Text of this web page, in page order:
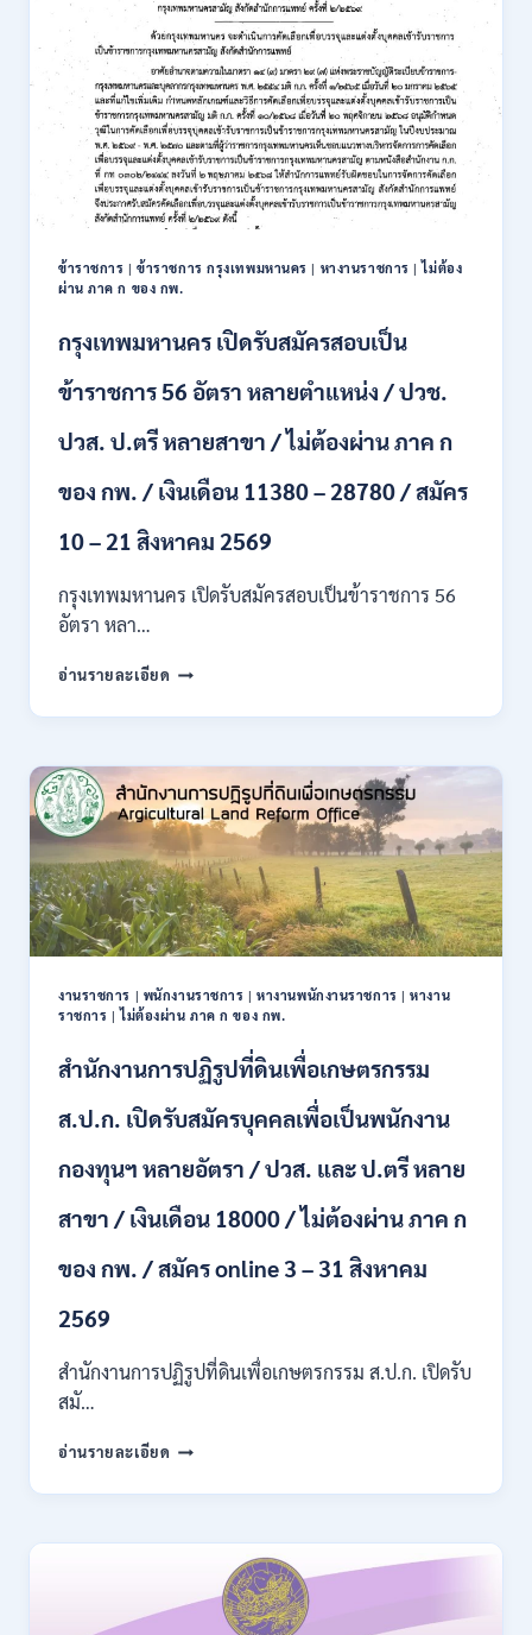
เปิด
รับ
สมัคร
บุคคล
เพื่อ
บรรจุ
เป็น
พนักงาน
รัฐวิสาหกิจ
16
/
ป.ตรี
ส
+
ไป
เงิน
23,290
สมัคร
ONLINE
26
ข้าราชการ |ข้าราชการ กรุงเทพมหานคร | หางานราชการ |ไม่ต้อง
ผ่าน ภาค ก ของ กพ.
กรุงเทพมหานคร เปิดรับสมัครสอบเป็น
ข้าราชการ 56 อัตรา หลายตำแหน่ง / ปวช.
ปวส. ป.ตรี หลายสาขา / ไม่ต้องผ่าน ภาค ก
ของ กพ. / เงินเดือน 11380 – 28780 / สมัคร
10 – 21 สิงหาคม 2569
กรุงเทพมหานคร เปิดรับสมัครสอบเป็นข้าราชการ 56
อัตรา หลา…
อ่านรายละเอียด กรุงเทพมหานคร
รับ
สอบ
เป็น
ข้าราชการ
56
อัตรา
หลาย
ตำแหน่ง
/
ปวช.
ป.ตรี
หลาย
/
ต้อง
ภาค
ของ
/
–
28780
10
21
2569
งานราชการ | พนักงานราชการ |หางานพนักงานราชการ |หางาน
ราชการ |ไม่ต้องผ่าน ภาค ก ของ กพ.
สำนักงานการปฏิรูปที่ดินเพื่อเกษตรกรรม
ส.ป.ก. เปิดรับสมัครบุคคลเพื่อเป็นพนักงาน
กองทุนฯ หลายอัตรา / ปวส. และ ป.ตรี หลาย
สาขา / เงินเดือน 18000 / ไม่ต้องผ่าน ภาค ก
ของ กพ. / สมัคร online 3 – 31 สิงหาคม
2569
สำนักงานการปฏิรูปที่ดินเพื่อเกษตรกรรม ส.ป.ก. เปิดรับ
สมั…
อ่านรายละเอียด สำนักงาน
ปฏิรูป
เพื่อ
เกษตรกรรม
เปิด